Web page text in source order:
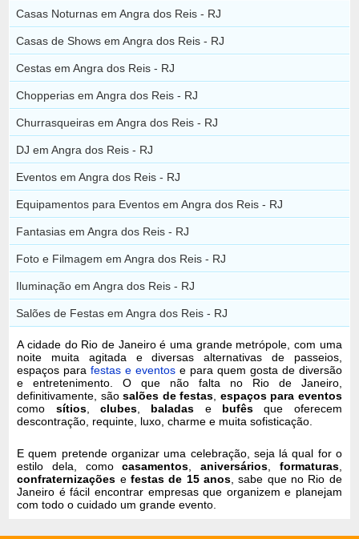
Casas Noturnas em Angra dos Reis - RJ
Casas de Shows em Angra dos Reis - RJ
Cestas em Angra dos Reis - RJ
Chopperias em Angra dos Reis - RJ
Churrasqueiras em Angra dos Reis - RJ
DJ em Angra dos Reis - RJ
Eventos em Angra dos Reis - RJ
Equipamentos para Eventos em Angra dos Reis - RJ
Fantasias em Angra dos Reis - RJ
Foto e Filmagem em Angra dos Reis - RJ
Iluminação em Angra dos Reis - RJ
Salões de Festas em Angra dos Reis - RJ
A cidade do Rio de Janeiro é uma grande metrópole, com uma
noite muita agitada e diversas alternativas de passeios,
espaços parafestas e eventos e para quem gosta de diversão
e entretenimento. O que não falta no Rio de Janeiro,
definitivamente, sãosalões de festas espaços para eventos
como sítios, clubes, baladas e bufês que oferecem
descontração, requinte, luxo, charme e muita sofisticação.
E quem pretende organizar uma celebração, seja lá qual for o
estilo dela, comocasamentos ,aniversários formaturas,
confraternizações e festas de 15 anos , sabe que no Rio de
Janeiro é fácil encontrar empresas que organizem e planejam
com todo o cuidado um grande evento.